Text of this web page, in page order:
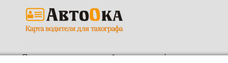
Продажа карт водителей для тахографов.